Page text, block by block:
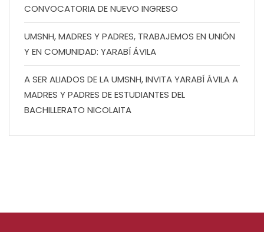
CONVOCATORIA DE NUEVO INGRESO
UMSNH, MADRES Y PADRES, TRABAJEMOS EN UNIÓN
Y EN COMUNIDAD: YARABÍ ÁVILA
A SER ALIADOS DE LA UMSNH, INVITA YARABÍ ÁVILA A
MADRES Y PADRES DE ESTUDIANTES DEL
BACHILLERATO NICOLAITA